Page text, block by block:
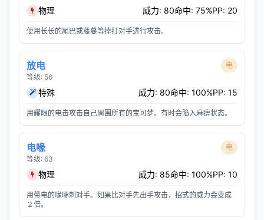
物理 威力: 80命中: 75%PP: 20
使用长长的尾巴或藤蔓等摔打对手进行攻击。
放电
等级: 56
电
特殊 威力: 80命中: 100%PP: 15
用耀眼的电击攻击自己周围所有的宝可梦。有时会陷入麻痹状态。
电喙
等级: 63
电
物理 威力: 85命中: 100%PP: 10
用带电的喙啄刺对手。如果比对手先出手攻击，招式的威力会变成
２倍。